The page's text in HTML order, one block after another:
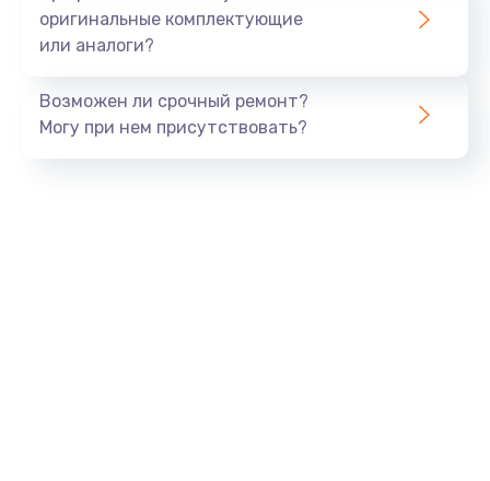
оригинальные комплектующие
или аналоги?
Возможен ли срочный ремонт?
Могу при нем присутствовать?